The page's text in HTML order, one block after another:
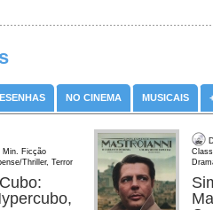
NO CINEMA MUSICAIS
Min. Ficção
Thriller, Terror